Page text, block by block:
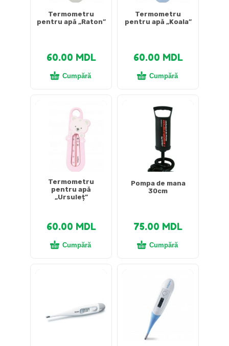
Termometru
pentru apă „Raton”
60.00 MDL
Cumpără
Termometru
pentru apă „Koala”
60.00 MDL
Cumpără
Termometru
pentru apă
„Ursuleț”
60.00 MDL
Cumpără
Pompa de mana
30cm
75.00 MDL
Cumpără